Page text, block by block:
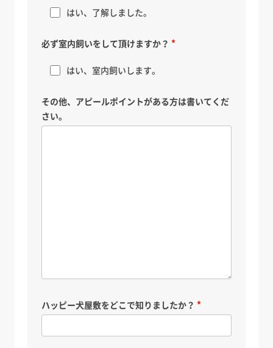
はい、了解しました。
必ず室内飼いをして頂けますか？
はい、室内飼いします。
その他、アピールポイントがある方は書いてくだ
さい。
ハッピー犬屋敷をどこで知りましたか？